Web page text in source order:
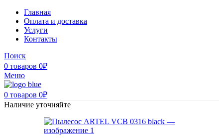
Главная
Оплата и доставка
Услуги
Контакты
Поиск
0 товаров 0₽
Меню
0 товаров 0₽
Наличие уточняйте